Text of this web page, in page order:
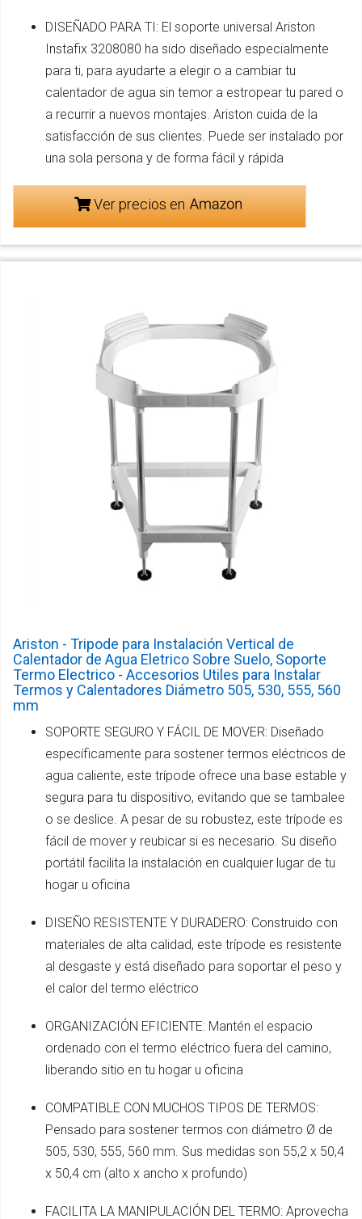
DISEÑADO PARA TI: El soporte universal Ariston
Instafix 3208080 ha sido diseñado especialmente
para ti, para ayudarte a elegir o a cambiar tu
calentador de agua sin temor a estropear tu pared o
a recurrir a nuevos montajes. Ariston cuida de la
satisfacción de sus clientes. Puede ser instalado por
una sola persona y de forma fácil y rápida
Ver precios en
Ariston - Tripode para Instalación Vertical de
Calentador de Agua Eletrico Sobre Suelo, Soporte
Termo Electrico - Accesorios Utiles para Instalar
Termos y Calentadores Diámetro 505, 530, 555, 560
mm
SOPORTE SEGURO Y FÁCIL DE MOVER: Diseñado
específicamente para sostener termos eléctricos de
agua caliente, este trípode ofrece una base estable y
segura para tu dispositivo, evitando que se tambalee
o se deslice. A pesar de su robustez, este trípode es
fácil de mover y reubicar si es necesario. Su diseño
portátil facilita la instalación en cualquier lugar de tu
hogar u oficina
DISEÑO RESISTENTE Y DURADERO: Construido con
materiales de alta calidad, este trípode es resistente
al desgaste y está diseñado para soportar el peso y
el calor del termo eléctrico
ORGANIZACIÓN EFICIENTE: Mantén el espacio
ordenado con el termo eléctrico fuera del camino,
liberando sitio en tu hogar u oficina
COMPATIBLE CON MUCHOS TIPOS DE TERMOS:
Pensado para sostener termos con diámetro Ø de
505, 530, 555, 560 mm. Sus medidas son 55,2 x 50,4
x 50,4 cm (alto x ancho x profundo)
FACILITA LA MANIPULACIÓN DEL TERMO: Aprovecha